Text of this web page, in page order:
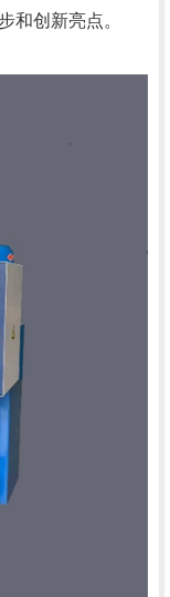
和创新亮点。